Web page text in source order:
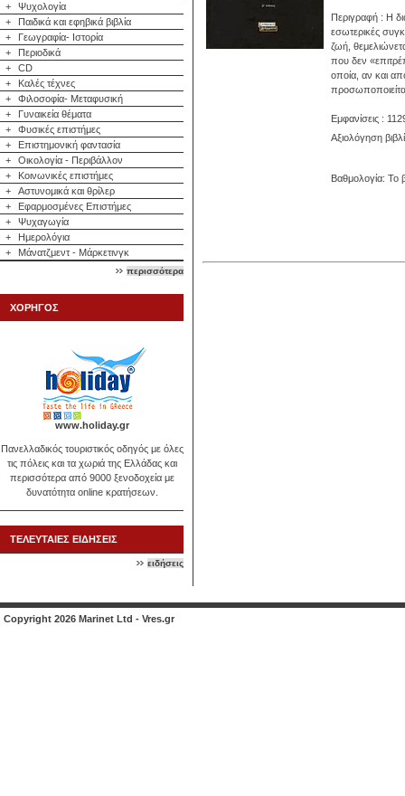
+
Ψυχολογία
+
Παιδικά και εφηβικά βιβλία
+
Γεωγραφία- Ιστορία
+
Περιοδικά
+
CD
+
Καλές τέχνες
+
Φιλοσοφία- Μεταφυσική
+
Γυναικεία θέματα
+
Φυσικές επιστήμες
+
Επιστημονική φαντασία
+
Οικολογία - Περιβάλλον
+
Κοινωνικές επιστήμες
+
Αστυνομικά και θρίλερ
+
Εφαρμοσμένες Επιστήμες
+
Ψυχαγωγία
+
Ημερολόγια
+
Μάνατζμεντ - Μάρκετινγκ
περισσότερα
ΧΟΡΗΓΟΣ
www.holiday.gr
Πανελλαδικός τουριστικός οδηγός με όλες
τις πόλεις και τα χωριά της Ελλάδας και
περισσότερα από 9000 ξενοδοχεία με
δυνατότητα online κρατήσεων.
ΤΕΛΕΥΤΑΙΕΣ ΕΙΔΗΣΕΙΣ
ειδήσεις
Περιγραφή : Η
εσωτερικές
ζωή,
που δεν
οποία, αν και
προσωποποιείται
Εμφανίσεις :
Αξιολόγηση
Βαθμολογία: Το
Copyright 2026 Marinet Ltd - Vres.gr